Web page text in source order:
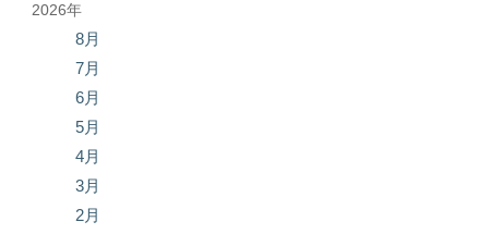
2026年
8月
7月
6月
5月
4月
3月
2月